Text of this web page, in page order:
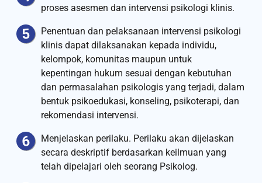
proses asesmen dan intervensi psikologi klinis.
Penentuan dan pelaksanaan intervensi psikologi
klinis dapat dilaksanakan kepada individu,
kelompok, komunitas maupun untuk
kepentingan hukum sesuai dengan kebutuhan
dan permasalahan psikologis yang terjadi, dalam
bentuk psikoedukasi, konseling, psikoterapi, dan
rekomendasi intervensi.
Menjelaskan perilaku. Perilaku akan dijelaskan
secara deskriptif berdasarkan keilmuan yang
telah dipelajari oleh seorang Psikolog.